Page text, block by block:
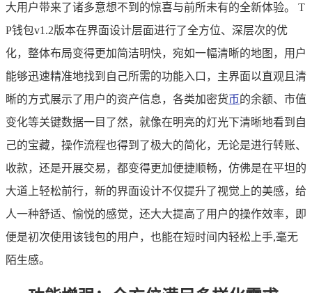
大用户带来了诸多意想不到的惊喜与前所未有的全新体验。 T
P钱包v1.2版本在界面设计层面进行了全方位、深层次的优
化，整体布局变得更加简洁明快，宛如一幅清晰的地图，用户
能够迅速精准地找到自己所需的功能入口，主界面以直观且清
晰的方式展示了用户的资产信息，各类加密货币的余额、市值
变化等关键数据一目了然，就像在明亮的灯光下清晰地看到自
己的宝藏，操作流程也得到了极大的简化，无论是进行转账、
收款，还是开展交易，都变得更加便捷顺畅，仿佛是在平坦的
大道上轻松前行，新的界面设计不仅提升了视觉上的美感，给
人一种舒适、愉悦的感觉，还大大提高了用户的操作效率，即
便是初次使用该钱包的用户，也能在短时间内轻松上手,毫无
陌生感。